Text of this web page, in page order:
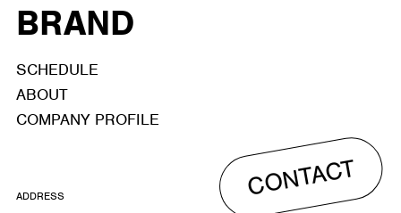
BRAND
SCHEDULE
ABOUT
COMPANY PROFILE
CONTACT
ADDRESS